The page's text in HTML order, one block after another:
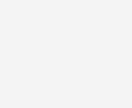
za finansiranje